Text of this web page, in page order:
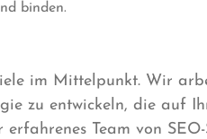
binden.
im Mittelpunkt. Wir
zu entwickeln, die auf
Team von